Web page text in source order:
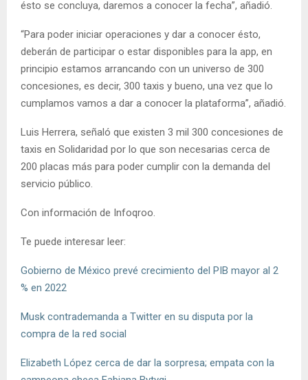
ésto se concluya, daremos a conocer la fecha”, añadió.
“Para poder iniciar operaciones y dar a conocer ésto,
deberán de participar o estar disponibles para la app, en
principio estamos arrancando con un universo de 300
concesiones, es decir, 300 taxis y bueno, una vez que lo
cumplamos vamos a dar a conocer la plataforma”, añadió.
Luis Herrera, señaló que existen 3 mil 300 concesiones de
taxis en Solidaridad por lo que son necesarias cerca de
200 placas más para poder cumplir con la demanda del
servicio público.
Con información de Infoqroo.
Te puede interesar leer:
Gobierno de México prevé crecimiento del PIB mayor al 2
% en 2022
Musk contrademanda a Twitter en su disputa por la
compra de la red social
Elizabeth López cerca de dar la sorpresa; empata con la